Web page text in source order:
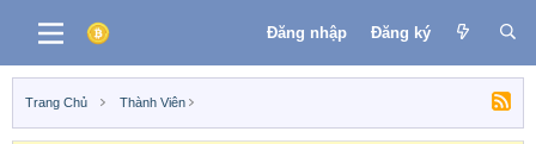
Đăng nhập Đăng ký
Trang Chủ Thành Viên